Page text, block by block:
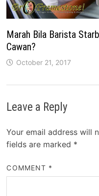
Marah Bila Barista
Cawan?
October 21, 2017
Leave a Reply
Your email address will
fields are marked *
COMMENT *